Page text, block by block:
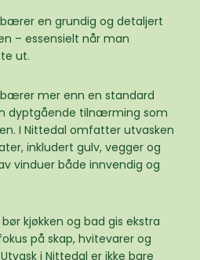
en grundig og detaljert
– essensielt når man
ut.
mer enn en standard
dyptgående tilnærming som
I Nittedal omfatter utvasken
inkludert gulv, vegger og
vinduer både innvendig og
kjøkken og bad gis ekstra
på skap, hvitevarer og
i Nittedal er ikke bare